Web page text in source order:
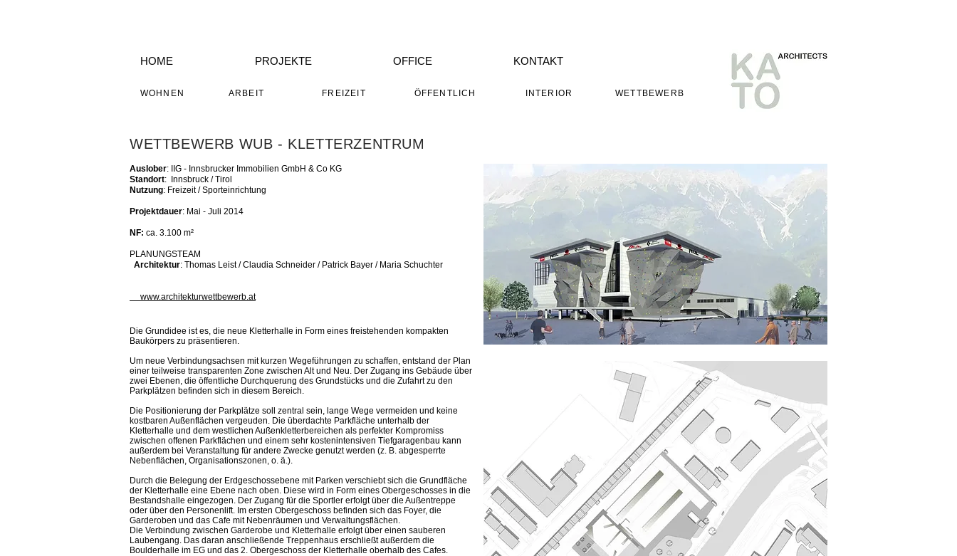
HOME PROJEKTE OFFICE KONTAKT
ARBEIT FREIZEIT ÖFFENTLICH INTERIOR WETTBEWERB
WETTBEWERB WUB - KLETTERZENTRUM
Auslober: IIG - Innsbrucker Immobilien GmbH & Co KG
Standort: Innsbruck / Tirol
Nutzung: Freizeit / Sporteinrichtung
Projektdauer: Mai - Juli 2014
NF: ca. 3.100 m²
PLANUNGSTEAM
Architektur: Thomas Leist / Claudia Schneider / Patrick Bayer / Maria Schuchter
www.architekturwettbewerb.at
Die Grundidee ist es, die neue Kletterhalle in Form eines freistehenden kompakten
Baukörpers zu präsentieren.
Um neue Verbindungsachsen mit kurzen Wegeführungen zu schaffen, entstand der Plan
einer teilweise transparenten Zone zwischen Alt und Neu. Der Zugang ins Gebäude über
zwei Ebenen, die öffentliche Durchquerung des Grundstücks und die Zufahrt zu den
Parkplätzen befinden sich in diesem Bereich.
Die Positionierung der Parkplätze soll zentral sein, lange Wege vermeiden und keine
kostbaren Außenflächen vergeuden. Die überdachte Parkfläche unterhalb der
Kletterhalle und dem westlichen Außenkletterbereichen als perfekter Kompromiss
zwischen offenen Parkflächen und einem sehr kostenintensiven Tiefgaragenbau kann
außerdem bei Veranstaltung für andere Zwecke genutzt werden (z. B. abgesperrte
Nebenflächen, Organisationszonen, o. ä.).
Durch die Belegung der Erdgeschossebene mit Parken verschiebt sich die Grundfläche
der Kletterhalle eine Ebene nach oben. Diese wird in Form eines Obergeschosses in die
Bestandshalle eingezogen. Der Zugang für die Sportler erfolgt über die Außentreppe
oder über den Personenlift. Im ersten Obergeschoss befinden sich das Foyer, die
Garderoben und das Cafe mit Nebenräumen und Verwaltungsflächen.
Die Verbindung zwischen Garderobe und Kletterhalle erfolgt über einen sauberen
Laubengang. Das daran anschließende Treppenhaus erschließt außerdem die
Boulderhalle im EG und das 2. Obergeschoss der Kletterhalle oberhalb des Cafes.
WOHNEN